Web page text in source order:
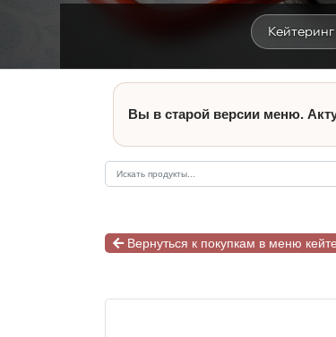
Кейтеринг
Вы в старой версии меню.
Вернуться к покупкам в меню